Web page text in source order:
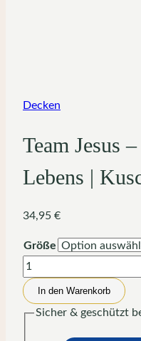
Decken
Team Jesus
Lebens |
34,95 €
Größe
Team
Jesus
–
Krone
In den Warenkorb
Sicher & geschützt